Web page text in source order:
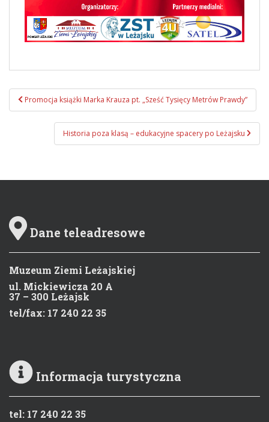
Zobacz wpisy
Promocja książki Marka Krauza pt. „Sześć Tysięcy Metrów Prawdy”
Historia poza klasą – edukacyjne spacery po Leżajsku
Dane teleadresowe
Muzeum Ziemi Leżajskiej
ul. Mickiewicza 20 A
37 – 300 Leżajsk
tel/fax: 17 240 22 35
Informacja turystyczna
tel: 17 240 22 35